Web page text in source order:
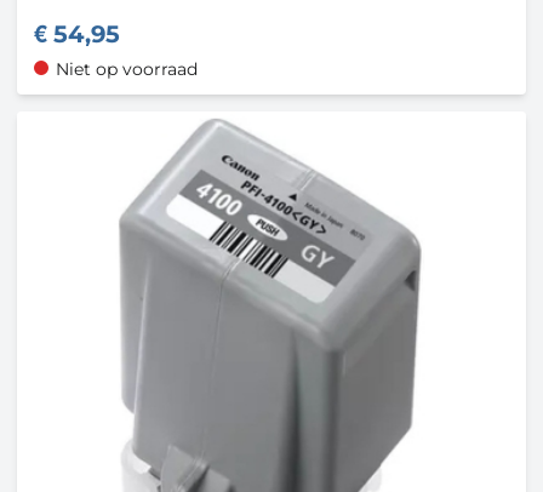
54,95
Niet op voorraad